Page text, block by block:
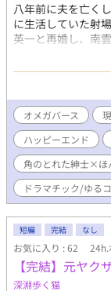
八年前に夫を亡く
に生活していた射
英一と再婚し、南
へ引っ越しを終え
く。 英一は元妻に
ない。広い家で一
ただけだと思って
進展もない。照近
生活の中、照近は
とを自覚していく
たのかも。 照近も
ような「恥知らず
させている。 そん
家政婦のΩ》と照
い中傷が始まる。
オメガバース
ハッピーエンド
角のとれた紳士×ほ
ドラマチック/ゆる
短編 完結 なし
お気に入り : 62 24h.
【完結】元ヤ
深淵歩く猫